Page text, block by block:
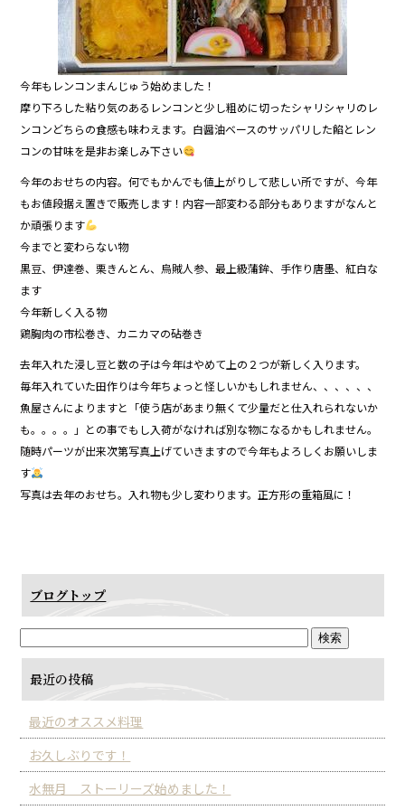
今年もレンコンまんじゅう始めました！
摩り下ろした粘り気のあるレンコンと少し粗めに切ったシャリシャリのレ
ンコン どちらの食感も味わえます。白醤油ベースのサッパリした餡とレン
コンの甘味を是非お楽しみ下さい
今年のおせちの内容。何でもかんでも値上がりして悲しい所ですが、今年
もお値段据え置きで販売します！内容一部変わる部分もありますがなんと
か頑張ります
今までと変わらない物
黒豆、伊達巻、栗きんとん、烏賊人参、最上級蒲鉾、手作り唐墨、紅白な
ます
今年新しく入る物
鶏胸肉の市松巻き、カニカマの砧巻き
去年入れた浸し豆と数の子は今年はやめて上の２つが新しく入ります。
毎年入れていた田作りは今年ちょっと怪しいかもしれません、、、、、、
魚屋さんによりますと「使う店があまり無くて少量だと仕入れられないか
も。。。。」との事でもし入荷がなければ別な物になるかもしれません。
随時パーツが出来次第写真上げていきますので今年もよろしくお願いしま
す
写真は去年のおせち。入れ物も少し変わります。正方形の重箱風に！
ブログトップ
最近の投稿
最近のオススメ料理
お久しぶりです！
水無月 ストーリーズ始めました！